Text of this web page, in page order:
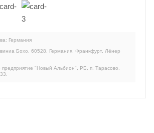
Германия
Бохо, 60528, Германия, Франкфурт, Лёнер
"Новый Альбион", РБ, п. Тарасово,